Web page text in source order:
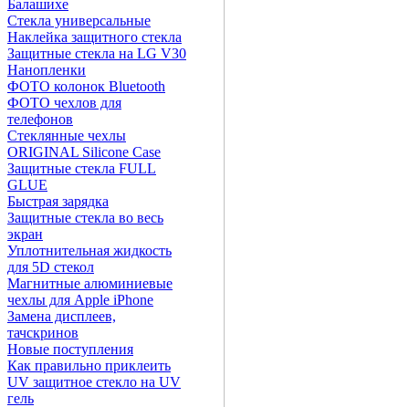
Балашихе
Стекла универсальные
Наклейка защитного стекла
Защитные стекла на LG V30
Нанопленки
ФОТО колонок Bluetooth
ФOTO чехлов для
телефонов
Стеклянные чехлы
ORIGINAL Silicone Case
Защитные стекла FULL
GLUE
Быстрая зарядка
Защитные стекла во весь
экран
Уплотнительная жидкость
для 5D стекол
Магнитные алюминиевые
чехлы для Apple iPhone
Замена дисплеев,
тачскринов
Новые поступления
Как правильно приклеить
UV защитное стекло на UV
гель